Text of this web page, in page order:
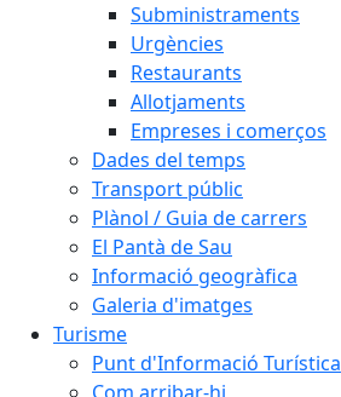
Subministraments
Urgències
Restaurants
Allotjaments
Empreses i comerços
Dades del temps
Transport públic
Plànol / Guia de carrers
El Pantà de Sau
Informació geogràfica
Galeria d'imatges
Turisme
Punt d'Informació Turística